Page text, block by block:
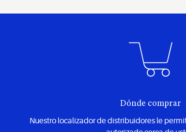
Dónde comprar
Nuestro localizador de distribuidores le